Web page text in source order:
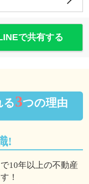
で共有する
る3つの理由
!
10年以上の不動産
！